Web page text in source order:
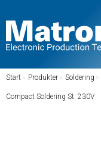
Start / Produkter / Soldering /
Compact Soldering St. 230V